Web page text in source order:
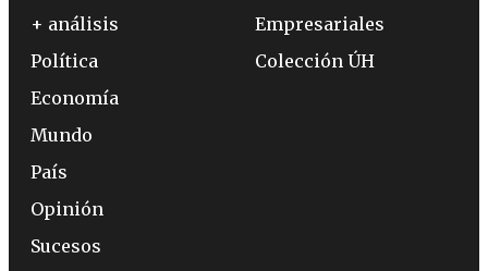
+ análisis
Política
Economía
Mundo
País
Opinión
Sucesos
Empresariales
Colección ÚH